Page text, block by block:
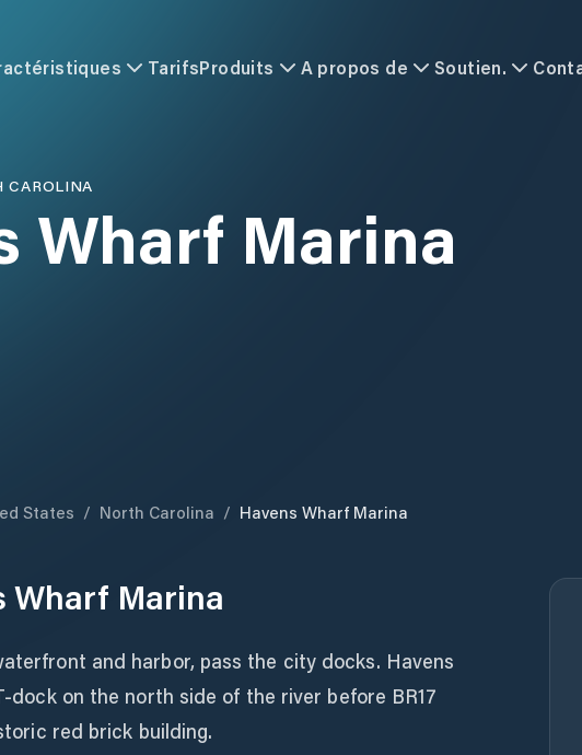
TarifsProduits A propos de Soutien.
CAROLINA
Wharf Marina
States / North Carolina / Havens Wharf Marina
Wharf Marina
and harbor, pass the city docks. Havens
dock on the north side of the river before BR17
red brick building.